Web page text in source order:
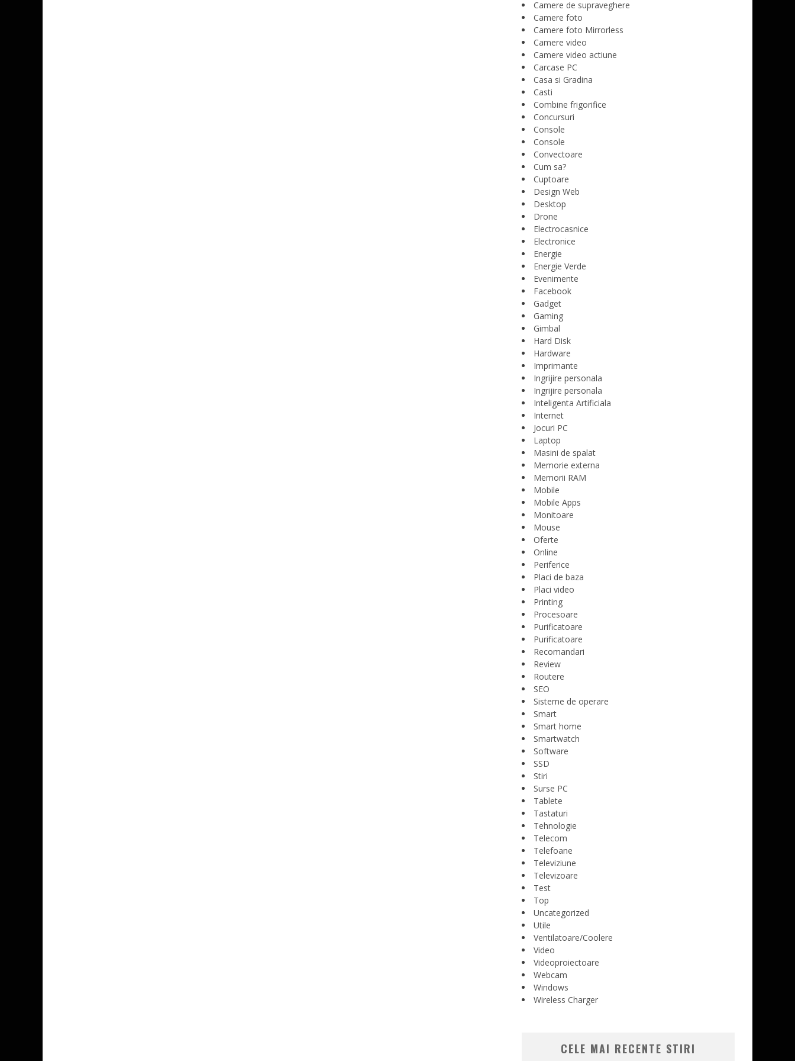
Camere de supraveghere
Camere foto
Camere foto Mirrorless
Camere video
Camere video actiune
Carcase PC
Casa si Gradina
Casti
Combine frigorifice
Concursuri
Console
Console
Convectoare
Cum sa?
Cuptoare
Design Web
Desktop
Drone
Electrocasnice
Electronice
Energie
Energie Verde
Evenimente
Facebook
Gadget
Gaming
Gimbal
Hard Disk
Hardware
Imprimante
Ingrijire personala
Ingrijire personala
Inteligenta Artificiala
Internet
Jocuri PC
Laptop
Masini de spalat
Memorie externa
Memorii RAM
Mobile
Mobile Apps
Monitoare
Mouse
Oferte
Online
Periferice
Placi de baza
Placi video
Printing
Procesoare
Purificatoare
Purificatoare
Recomandari
Review
Routere
SEO
Sisteme de operare
Smart
Smart home
Smartwatch
Software
SSD
Stiri
Surse PC
Tablete
Tastaturi
Tehnologie
Telecom
Telefoane
Televiziune
Televizoare
Test
Top
Uncategorized
Utile
Ventilatoare/Coolere
Video
Videoproiectoare
Webcam
Windows
Wireless Charger
CELE MAI RECENTE STIRI